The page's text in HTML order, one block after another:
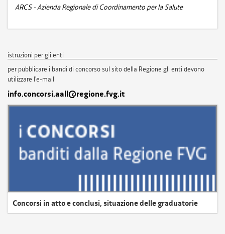
ARCS - Azienda Regionale di Coordinamento per la Salute
istruzioni per gli enti
per pubblicare i bandi di concorso sul sito della Regione gli enti devono
utilizzare l'e-mail
info.concorsi.aall@regione.fvg.it
Concorsi in atto e conclusi, situazione delle graduatorie